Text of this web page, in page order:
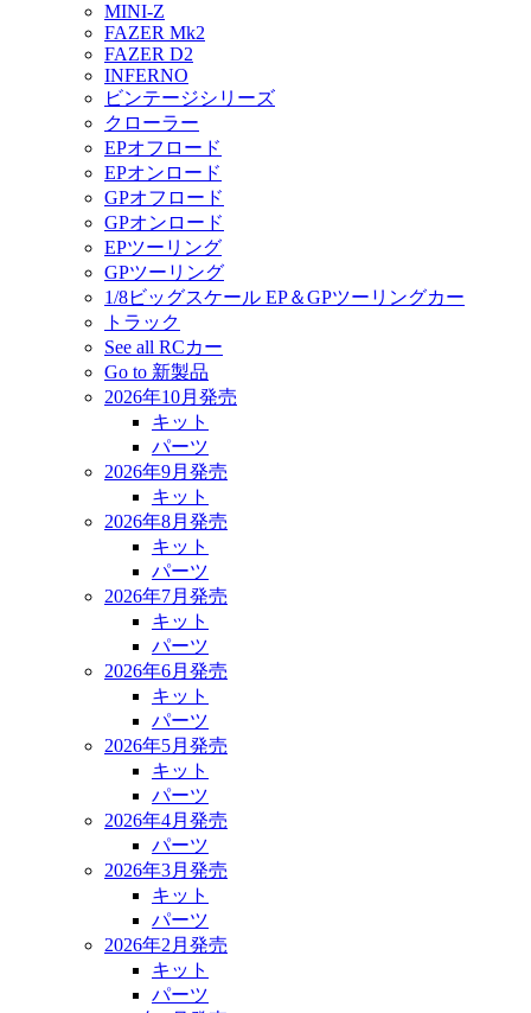
MINI-Z
FAZER Mk2
FAZER D2
INFERNO
ビンテージシリーズ
クローラー
EPオフロード
EPオンロード
GPオフロード
GPオンロード
EPツーリング
GPツーリング
1/8ビッグスケール EP＆GPツーリングカー
トラック
See all RCカー
Go to 新製品
2026年10月発売
キット
パーツ
2026年9月発売
キット
2026年8月発売
キット
パーツ
2026年7月発売
キット
パーツ
2026年6月発売
キット
パーツ
2026年5月発売
キット
パーツ
2026年4月発売
パーツ
2026年3月発売
キット
パーツ
2026年2月発売
キット
パーツ